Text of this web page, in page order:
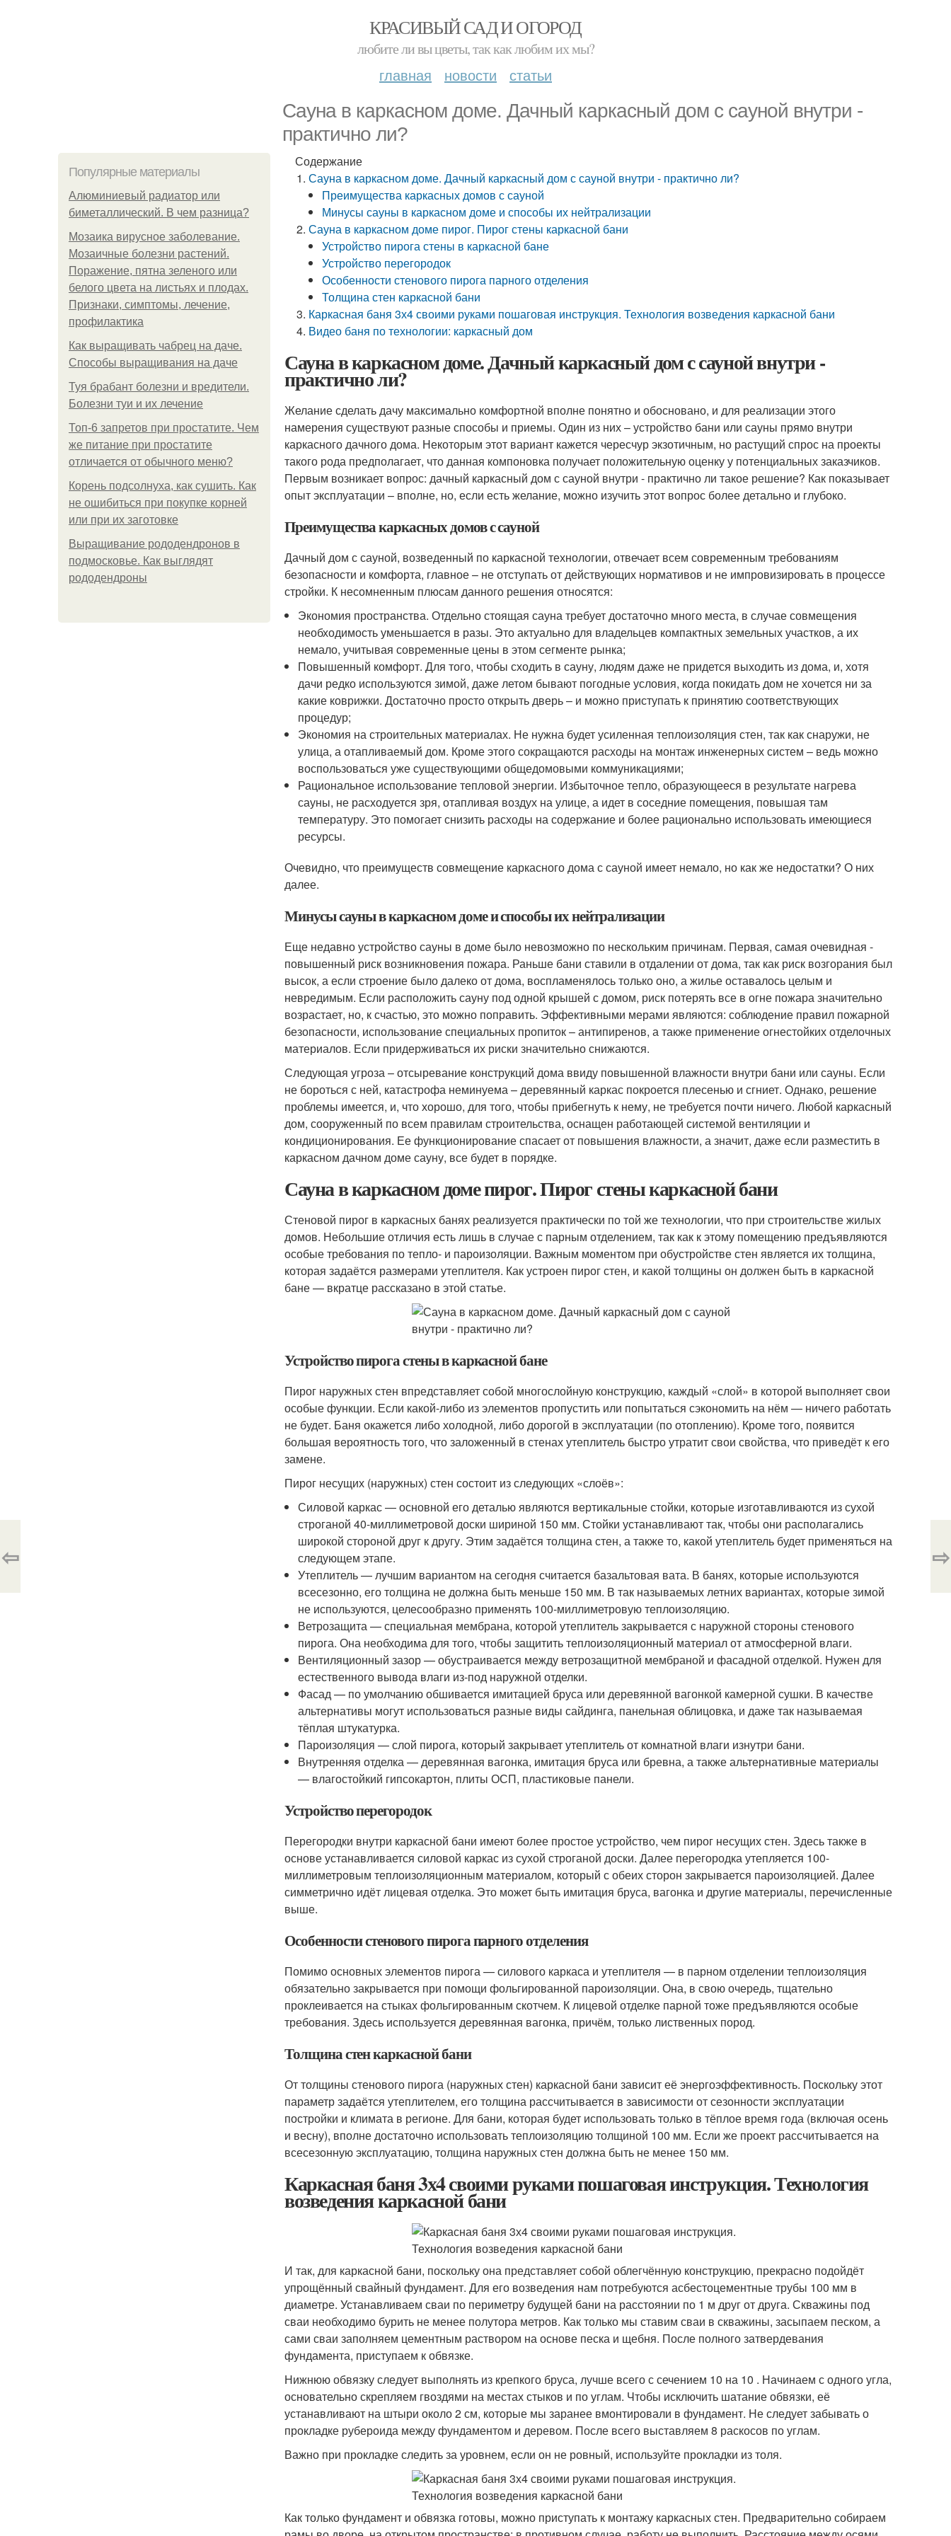
КРАСИВЫЙ САД И ОГОРОД
любите ли вы цветы, так как любим их мы?
главная новости статьи
Сауна в каркасном доме. Дачный каркасный дом с сауной внутри -
практично ли?
Популярные материалы
Алюминиевый радиатор или
биметаллический. В чем разница?
Мозаика вирусное заболевание.
Мозаичные болезни растений.
Поражение, пятна зеленого или
белого цвета на листьях и плодах.
Признаки, симптомы, лечение,
профилактика
Как выращивать чабрец на даче.
Способы выращивания на даче
Туя брабант болезни и вредители.
Болезни туи и их лечение
Топ-6 запретов при простатите. Чем
же питание при простатите
отличается от обычного меню?
Корень подсолнуха, как сушить. Как
не ошибиться при покупке корней
или при их заготовке
Выращивание рододендронов в
подмосковье. Как выглядят
рододендроны
Содержание
Сауна в каркасном доме. Дачный каркасный дом с сауной внутри - практично ли?
Преимущества каркасных домов с сауной
Минусы сауны в каркасном доме и способы их нейтрализации
Сауна в каркасном доме пирог. Пирог стены каркасной бани
Устройство пирога стены в каркасной бане
Устройство перегородок
Особенности стенового пирога парного отделения
Толщина стен каркасной бани
Каркасная баня 3х4 своими руками пошаговая инструкция. Технология возведения каркасной бани
Видео баня по технологии: каркасный дом
Сауна в каркасном доме. Дачный каркасный дом с сауной внутри -
практично ли?
Желание сделать дачу максимально комфортной вполне понятно и обосновано, и для реализации этого
намерения существуют разные способы и приемы. Один из них – устройство бани или сауны прямо внутри
каркасного дачного дома. Некоторым этот вариант кажется чересчур экзотичным, но растущий спрос на проекты
такого рода предполагает, что данная компоновка получает положительную оценку у потенциальных заказчиков.
Первым возникает вопрос: дачный каркасный дом с сауной внутри - практично ли такое решение? Как показывает
опыт эксплуатации – вполне, но, если есть желание, можно изучить этот вопрос более детально и глубоко.
Преимущества каркасных домов с сауной
Дачный дом с сауной, возведенный по каркасной технологии, отвечает всем современным требованиям
безопасности и комфорта, главное – не отступать от действующих нормативов и не импровизировать в процессе
стройки. К несомненным плюсам данного решения относятся:
Экономия пространства. Отдельно стоящая сауна требует достаточно много места, в случае совмещения
необходимость уменьшается в разы. Это актуально для владельцев компактных земельных участков, а их
немало, учитывая современные цены в этом сегменте рынка;
Повышенный комфорт. Для того, чтобы сходить в сауну, людям даже не придется выходить из дома, и, хотя
дачи редко используются зимой, даже летом бывают погодные условия, когда покидать дом не хочется ни за
какие коврижки. Достаточно просто открыть дверь – и можно приступать к принятию соответствующих
процедур;
Экономия на строительных материалах. Не нужна будет усиленная теплоизоляция стен, так как снаружи, не
улица, а отапливаемый дом. Кроме этого сокращаются расходы на монтаж инженерных систем – ведь можно
воспользоваться уже существующими общедомовыми коммуникациями;
Рациональное использование тепловой энергии. Избыточное тепло, образующееся в результате нагрева
сауны, не расходуется зря, отапливая воздух на улице, а идет в соседние помещения, повышая там
температуру. Это помогает снизить расходы на содержание и более рационально использовать имеющиеся
ресурсы.
Очевидно, что преимуществ совмещение каркасного дома с сауной имеет немало, но как же недостатки? О них
далее.
Минусы сауны в каркасном доме и способы их нейтрализации
Еще недавно устройство сауны в доме было невозможно по нескольким причинам. Первая, самая очевидная -
повышенный риск возникновения пожара. Раньше бани ставили в отдалении от дома, так как риск возгорания был
высок, а если строение было далеко от дома, воспламенялось только оно, а жилье оставалось целым и
невредимым. Если расположить сауну под одной крышей с домом, риск потерять все в огне пожара значительно
возрастает, но, к счастью, это можно поправить. Эффективными мерами являются: соблюдение правил пожарной
безопасности, использование специальных пропиток – антипиренов, а также применение огнестойких отделочных
материалов. Если придерживаться их риски значительно снижаются.
Следующая угроза – отсыревание конструкций дома ввиду повышенной влажности внутри бани или сауны. Если
не бороться с ней, катастрофа неминуема – деревянный каркас покроется плесенью и сгниет. Однако, решение
проблемы имеется, и, что хорошо, для того, чтобы прибегнуть к нему, не требуется почти ничего. Любой каркасный
дом, сооруженный по всем правилам строительства, оснащен работающей системой вентиляции и
кондиционирования. Ее функционирование спасает от повышения влажности, а значит, даже если разместить в
каркасном дачном доме сауну, все будет в порядке.
Сауна в каркасном доме пирог. Пирог стены каркасной бани
Стеновой пирог в каркасных банях реализуется практически по той же технологии, что при строительстве жилых
домов. Небольшие отличия есть лишь в случае с парным отделением, так как к этому помещению предъявляются
особые требования по тепло- и пароизоляции. Важным моментом при обустройстве стен является их толщина,
которая задаётся размерами утеплителя. Как устроен пирог стен, и какой толщины он должен быть в каркасной
бане — вкратце рассказано в этой статье.
Устройство пирога стены в каркасной бане
Пирог наружных стен впредставляет собой многослойную конструкцию, каждый «слой» в которой выполняет свои
особые функции. Если какой-либо из элементов пропустить или попытаться сэкономить на нём — ничего работать
не будет. Баня окажется либо холодной, либо дорогой в эксплуатации (по отоплению). Кроме того, появится
большая вероятность того, что заложенный в стенах утеплитель быстро утратит свои свойства, что приведёт к его
замене.
Пирог несущих (наружных) стен состоит из следующих «слоёв»:
Силовой каркас — основной его деталью являются вертикальные стойки, которые изготавливаются из сухой
строганой 40-миллиметровой доски шириной 150 мм. Стойки устанавливают так, чтобы они располагались
широкой стороной друг к другу. Этим задаётся толщина стен, а также то, какой утеплитель будет применяться на
следующем этапе.
Утеплитель — лучшим вариантом на сегодня считается базальтовая вата. В банях, которые используются
всесезонно, его толщина не должна быть меньше 150 мм. В так называемых летних вариантах, которые зимой
не используются, целесообразно применять 100-миллиметровую теплоизоляцию.
Ветрозащита — специальная мембрана, которой утеплитель закрывается с наружной стороны стенового
пирога. Она необходима для того, чтобы защитить теплоизоляционный материал от атмосферной влаги.
Вентиляционный зазор — обустраивается между ветрозащитной мембраной и фасадной отделкой. Нужен для
естественного вывода влаги из-под наружной отделки.
Фасад — по умолчанию обшивается имитацией бруса или деревянной вагонкой камерной сушки. В качестве
альтернативы могут использоваться разные виды сайдинга, панельная облицовка, и даже так называемая
тёплая штукатурка.
Пароизоляция — слой пирога, который закрывает утеплитель от комнатной влаги изнутри бани.
Внутренняя отделка — деревянная вагонка, имитация бруса или бревна, а также альтернативные материалы
— влагостойкий гипсокартон, плиты ОСП, пластиковые панели.
Устройство перегородок
Перегородки внутри каркасной бани имеют более простое устройство, чем пирог несущих стен. Здесь также в
основе устанавливается силовой каркас из сухой строганой доски. Далее перегородка утепляется 100-
миллиметровым теплоизоляционным материалом, который с обеих сторон закрывается пароизоляцией. Далее
симметрично идёт лицевая отделка. Это может быть имитация бруса, вагонка и другие материалы, перечисленные
выше.
Особенности стенового пирога парного отделения
Помимо основных элементов пирога — силового каркаса и утеплителя — в парном отделении теплоизоляция
обязательно закрывается при помощи фольгированной пароизоляции. Она, в свою очередь, тщательно
проклеивается на стыках фольгированным скотчем. К лицевой отделке парной тоже предъявляются особые
требования. Здесь используется деревянная вагонка, причём, только лиственных пород.
Толщина стен каркасной бани
От толщины стенового пирога (наружных стен) каркасной бани зависит её энергоэффективность. Поскольку этот
параметр задаётся утеплителем, его толщина рассчитывается в зависимости от сезонности эксплуатации
постройки и климата в регионе. Для бани, которая будет использовать только в тёплое время года (включая осень
и весну), вполне достаточно использовать теплоизоляцию толщиной 100 мм. Если же проект рассчитывается на
всесезонную эксплуатацию, толщина наружных стен должна быть не менее 150 мм.
Каркасная баня 3х4 своими руками пошаговая инструкция. Технология
возведения каркасной бани
И так, для каркасной бани, поскольку она представляет собой облегчённую конструкцию, прекрасно подойдёт
упрощённый свайный фундамент. Для его возведения нам потребуются асбестоцементные трубы 100 мм в
диаметре. Устанавливаем сваи по периметру будущей бани на расстоянии по 1 м друг от друга. Скважины под
сваи необходимо бурить не менее полутора метров. Как только мы ставим сваи в скважины, засыпаем песком, а
сами сваи заполняем цементным раствором на основе песка и щебня. После полного затвердевания
фундамента, приступаем к обвязке.
Нижнюю обвязку следует выполнять из крепкого бруса, лучше всего с сечением 10 на 10 . Начинаем с одного угла,
основательно скрепляем гвоздями на местах стыков и по углам. Чтобы исключить шатание обвязки, её
устанавливают на штыри около 2 см, которые мы заранее вмонтировали в фундамент. Не следует забывать о
прокладке рубероида между фундаментом и деревом. После всего выставляем 8 раскосов по углам.
Важно при прокладке следить за уровнем, если он не ровный, используйте прокладки из толя.
Как только фундамент и обвязка готовы, можно приступать к монтажу каркасных стен. Предварительно собираем
⇦ ⇨